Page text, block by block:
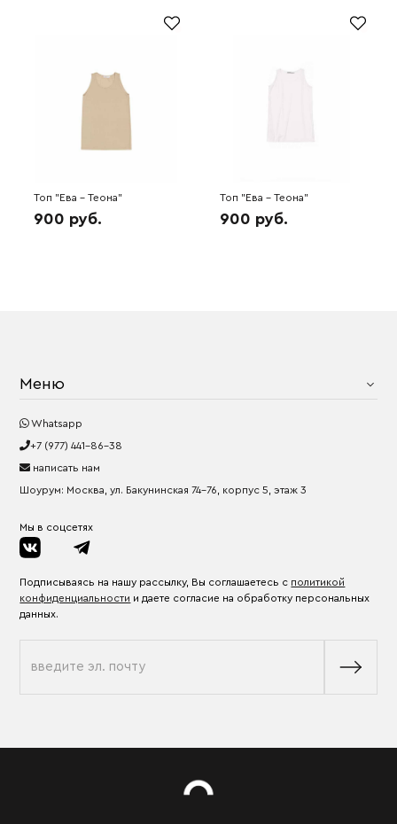
Топ "Ева - Теона"
(кофейный) 6H5068
900 руб.
Топ "Ева - Теона"
(молочный) 6H5062
900 руб.
Меню
Whatsapp
+7 (977) 441-86-38
написать нам
Шоурум: Москва, ул. Бакунинская 74-76, корпус 5, этаж 3
Мы в соцсетях
Подписываясь на нашу рассылку, Вы соглашаетесь с политикой
конфиденциальности и даете согласие на обработку персональных
данных.